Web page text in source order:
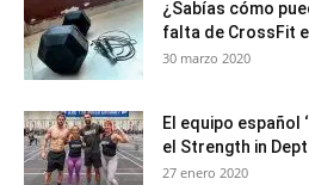
¿Sabías cómo
falta de CrossFit
30 marzo 2020
El equipo español
el Strength in
27 enero 2020